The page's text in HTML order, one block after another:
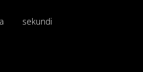
sekundi